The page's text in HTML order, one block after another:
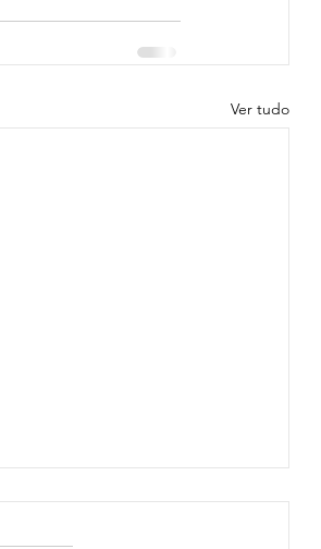
Ver tudo